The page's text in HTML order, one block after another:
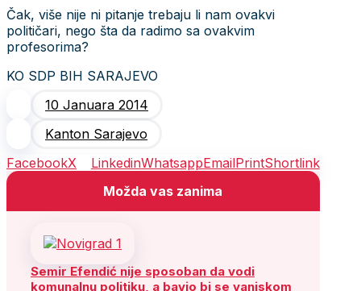
Čak, više nije ni pitanje trebaju li nam ovakvi
političari, nego šta da radimo sa ovakvim
profesorima?
KO SDP BIH SARAJEVO
10 Januara 2014
Kanton Sarajevo
FacebookX LinkedinWhatsappEmailPrintShortlink
Možda vas zanima
Semir Efendić nije sposoban da vodi
komunalnu politiku, a bavio bi se vanjskom